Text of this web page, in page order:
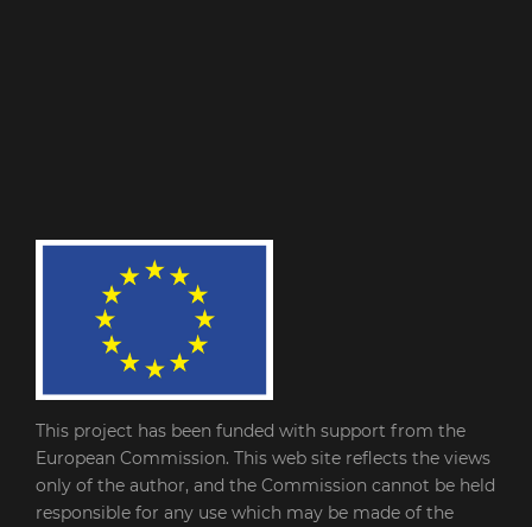
This project has been funded with support from the
European Commission. This web site reflects the views
only of the author, and the Commission cannot be held
responsible for any use which may be made of the